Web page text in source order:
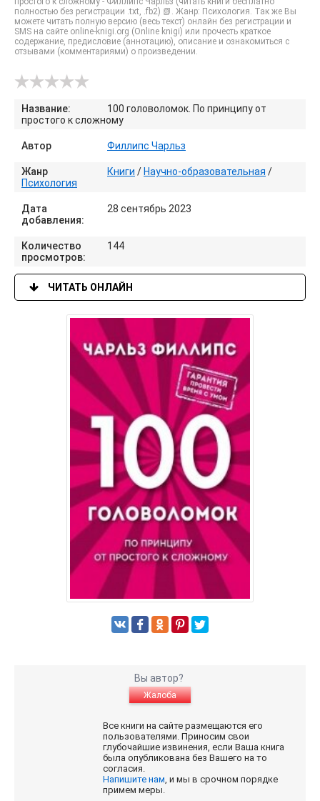
полностью без регистрации .txt, .fb2) 📗. Жанр: Психология. Так же Вы
можете читать полную версию (весь текст) онлайн без регистрации и
SMS на сайте online-knigi.org (Online knigi) или прочесть краткое
содержание, предисловие (аннотацию), описание и ознакомиться с
отзывами (комментариями) о произведении.
Название:
100 головоломок. По принципу от
простого к сложному
Автор Филлипс Чарльз
Жанр Книги / Научно-образовательная /
Психология
Дата
добавления:
28 сентябрь 2023
Количество
просмотров:
144
ЧИТАТЬ ОНЛАЙН
Вы автор?
Жалоба
Все книги на сайте размещаются его
пользователями. Приносим свои
глубочайшие извинения, если Ваша книга
была опубликована без Вашего на то
согласия.
Напишите нам, и мы в срочном порядке
примем меры.